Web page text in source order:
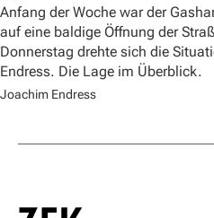
Anfang der Woche war der
auf eine baldige Öffnung der
Donnerstag drehte sich die
Endress. Die Lage im Überblick.
Joachim Endress